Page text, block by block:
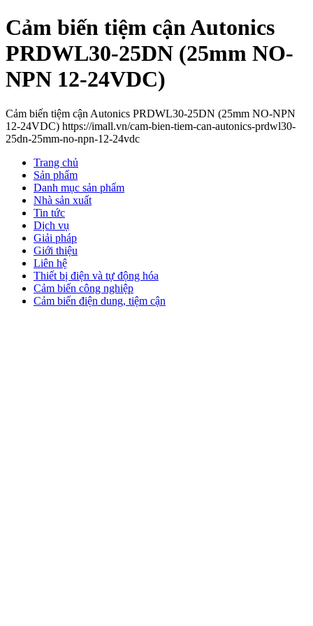
Cảm biến tiệm cận Autonics
PRDWL30-25DN (25mm NO-
NPN 12-24VDC)
Cảm biến tiệm cận Autonics PRDWL30-25DN (25mm NO-NPN
12-24VDC) https://imall.vn/cam-bien-tiem-can-autonics-prdwl30-
25dn-25mm-no-npn-12-24vdc
Trang chủ
Sản phẩm
Danh mục sản phẩm
Nhà sản xuất
Tin tức
Dịch vụ
Giải pháp
Giới thiệu
Liên hệ
Thiết bị điện và tự động hóa
Cảm biến công nghiệp
Cảm biến điện dung, tiệm cận